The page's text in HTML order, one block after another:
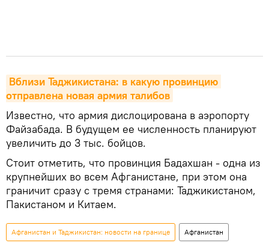
Вблизи Таджикистана: в какую провинцию
отправлена новая армия талибов
Известно, что армия дислоцирована в аэропорту
Файзабада. В будущем ее численность планируют
увеличить до 3 тыс. бойцов.
Стоит отметить, что провинция Бадахшан - одна из
крупнейших во всем Афганистане, при этом она
граничит сразу с тремя странами: Таджикистаном,
Пакистаном и Китаем.
Афганистан и Таджикистан: новости на границе Афганистан